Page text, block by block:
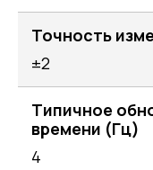
Точность
±2
Типичное
времени (Гц)
4